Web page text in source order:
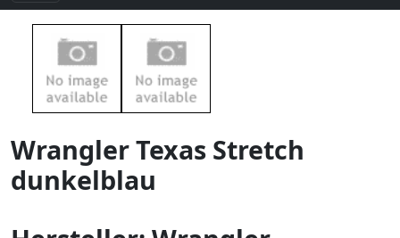
Wrangler Texas Stretch
dunkelblau